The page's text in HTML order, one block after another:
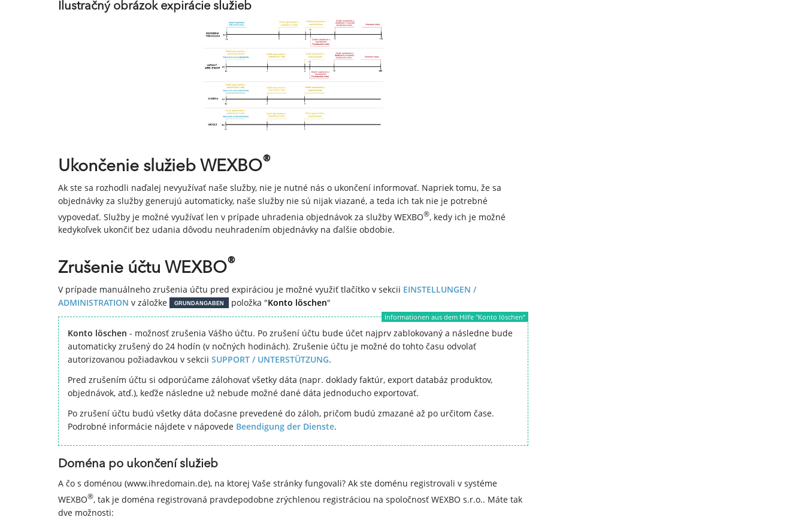
Ilustračný obrázok expirácie služieb
Ukončenie služieb WEXBO®
Ak ste sa rozhodli naďalej nevyužívať naše služby, nie je nutné nás o ukončení informovať. Napriek tomu, že sa
objednávky za služby generujú automaticky, naše služby nie sú nijak viazané, a teda ich tak nie je potrebné
vypovedať. Služby je možné využívať len v prípade uhradenia objednávok za služby WEXBO®, kedy ich je možné
kedykoľvek ukončiť bez udania dôvodu neuhradením objednávky na ďalšie obdobie.
Zrušenie účtu WEXBO®
V prípade manuálneho zrušenia účtu pred expiráciou je možné využiť tlačítko v sekcii EINSTELLUNGEN /
ADMINISTRATION v záložke GRUNDANGABEN položka "Konto löschen"
Informationen aus dem Hilfe "Konto löschen“
Konto löschen - možnosť zrušenia Vášho účtu. Po zrušení účtu bude účet najprv zablokovaný a následne bude
automaticky zrušený do 24 hodín (v nočných hodinách). Zrušenie účtu je možné do tohto času odvolať
autorizovanou požiadavkou v sekcii SUPPORT / UNTERSTÜTZUNG.
Pred zrušením účtu si odporúčame zálohovať všetky dáta (napr. doklady faktúr, export databáz produktov,
objednávok, atď.), keďže následne už nebude možné dané dáta jednoducho exportovať.
Po zrušení účtu budú všetky dáta dočasne prevedené do záloh, pričom budú zmazané až po určitom čase.
Podrobné informácie nájdete v nápovede Beendigung der Dienste.
Doména po ukončení služieb
A čo s doménou (www.ihredomain.de), na ktorej Vaše stránky fungovali? Ak ste doménu registrovali v systéme
WEXBO®, tak je doména registrovaná pravdepodobne zrýchlenou registráciou na spoločnosť WEXBO s.r.o.. Máte tak
dve možnosti: